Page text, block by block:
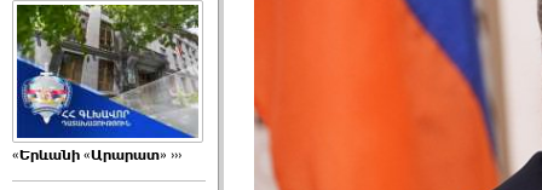
«Երևանի «Արարատ» ›››